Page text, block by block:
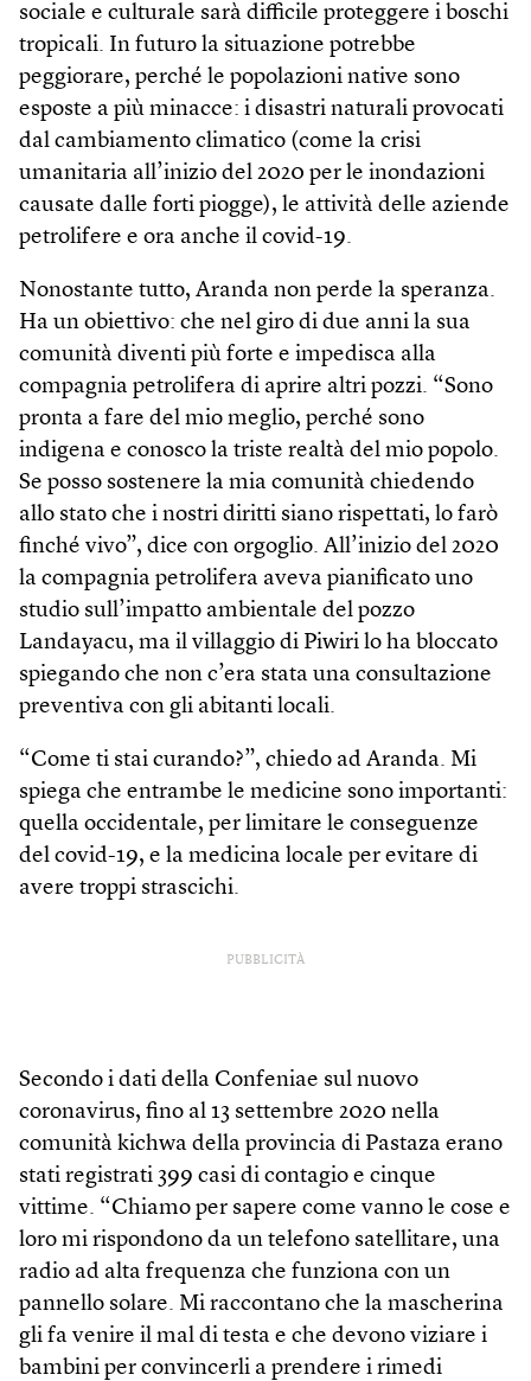
sociale e culturale sarà difficile proteggere i boschi
tropicali. In futuro la situazione potrebbe
peggiorare, perché le popolazioni native sono
esposte a più minacce: i disastri naturali provocati
dal cambiamento climatico (come la crisi
umanitaria all’inizio del 2020 per le inondazioni
causate dalle forti piogge), le attività delle aziende
petrolifere e ora anche il covid-19.
Nonostante tutto, Aranda non perde la speranza.
Ha un obiettivo: che nel giro di due anni la sua
comunità diventi più forte e impedisca alla
compagnia petrolifera di aprire altri pozzi. “Sono
pronta a fare del mio meglio, perché sono
indigena e conosco la triste realtà del mio popolo.
Se posso sostenere la mia comunità chiedendo
allo stato che i nostri diritti siano rispettati, lo farò
finché vivo”, dice con orgoglio. All’inizio del 2020
la compagnia petrolifera aveva pianificato uno
studio sull’impatto ambientale del pozzo
Landayacu, ma il villaggio di Piwiri lo ha bloccato
spiegando che non c’era stata una consultazione
preventiva con gli abitanti locali.
“Come ti stai curando?”, chiedo ad Aranda. Mi
spiega che entrambe le medicine sono importanti:
quella occidentale, per limitare le conseguenze
del covid-19, e la medicina locale per evitare di
avere troppi strascichi.
PUBBLICITÀ
Secondo i dati della Confeniae sul nuovo
coronavirus, fino al 13 settembre 2020 nella
comunità kichwa della provincia di Pastaza erano
stati registrati 399 casi di contagio e cinque
vittime. “Chiamo per sapere come vanno le cose e
loro mi rispondono da un telefono satellitare, una
radio ad alta frequenza che funziona con un
pannello solare. Mi raccontano che la mascherina
gli fa venire il mal di testa e che devono viziare i
bambini per convincerli a prendere i rimedi